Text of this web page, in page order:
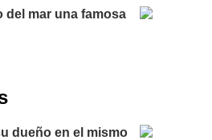
del mar una famosa
dueño en el mismo